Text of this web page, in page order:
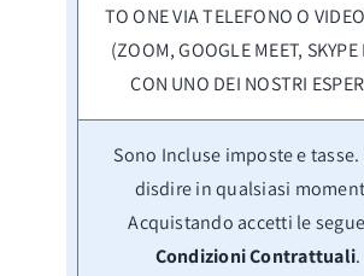
TO ONE VIA TELEFONO O
(ZOOM, GOOGLE MEET, SKYPE
CON UNO DEI NOSTRI
Sono Incluse imposte e tasse.
disdire in qualsiasi
Acquistando accetti le
Condizioni Contrattuali.